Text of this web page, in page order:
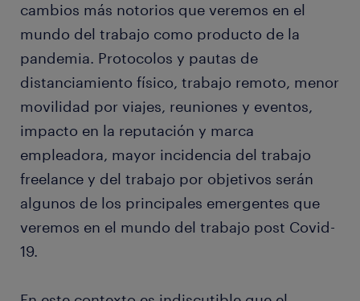
cambios más notorios que veremos en el
mundo del trabajo como producto de la
pandemia. Protocolos y pautas de
distanciamiento físico, trabajo remoto, menor
movilidad por viajes, reuniones y eventos,
impacto en la reputación y marca
empleadora, mayor incidencia del trabajo
freelance y del trabajo por objetivos serán
algunos de los principales emergentes que
veremos en el mundo del trabajo post Covid-
19.